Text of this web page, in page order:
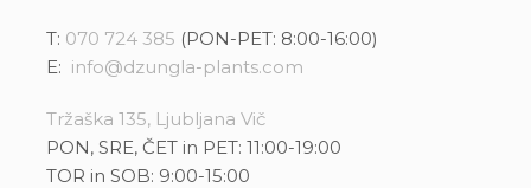
T: 070 724 385 (PON-PET: 8:00-16:00)
E: info@dzungla-plants.com
Tržaška 135, Ljubljana Vič
PON, SRE, ČET in PET: 11:00-19:00
TOR in SOB: 9:00-15:00